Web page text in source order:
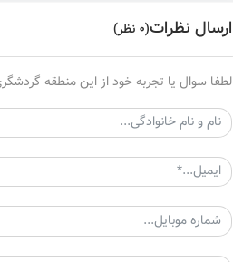
ارسال نظرات(0 نظر)
لطفا سوال یا تجربه خود از این منطقه